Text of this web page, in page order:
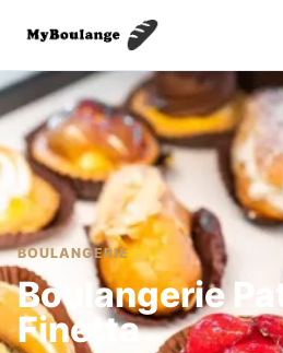
BOULANGERIE
Boulangerie
Finetta